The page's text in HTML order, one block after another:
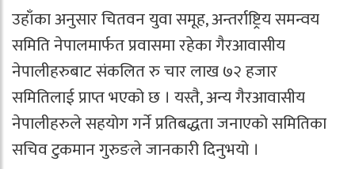
उहाँका अनुसार चितवन युवा समूह, अन्तर्राष्ट्रिय समन्वय
समिति नेपालमार्फत प्रवासमा रहेका गैरआवासीय
नेपालीहरुबाट संकलित रु चार लाख ७२ हजार
समितिलाई प्राप्त भएको छ । यस्तै, अन्य गैरआवासीय
नेपालीहरुले सहयोग गर्ने प्रतिबद्धता जनाएको समितिका
सचिव टुकमान गुरुङले जानकारी दिनुभयो ।